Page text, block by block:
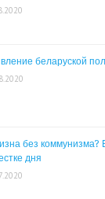
беларуской
без коммунизма?
дня